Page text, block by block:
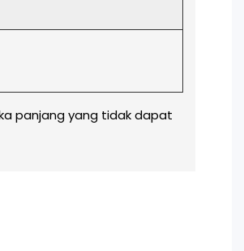
panjang yang tidak dapat